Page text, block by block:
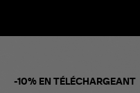
-10% EN TÉLÉCHARGEANT